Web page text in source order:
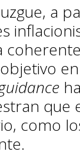
a
que
como